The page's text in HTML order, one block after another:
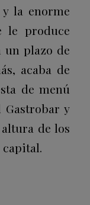
la enorme
le produce
un plazo de
acaba de
de menú
Gastrobar y
de los
capital.